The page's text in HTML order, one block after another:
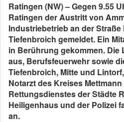
Ratingen (NW) – Gegen 9.55
Ratingen der Austritt von
Industriebetrieb an der
Tiefenbroich gemeldet. Ein
in Berührung gekommen. Die
aus, Berufsfeuerwehr sowie
Tiefenbroich, Mitte und
Notarzt des Kreises
Rettungsdienstes der Städte
Heiligenhaus und der Polizei
an.